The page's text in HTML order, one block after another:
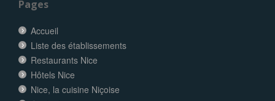
Pages
Accueil
Liste des établissements
Restaurants Nice
Hôtels Nice
Nice, la cuisine Niçoise